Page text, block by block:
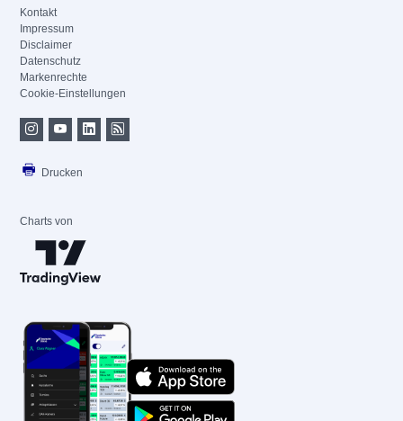
Kontakt
Impressum
Disclaimer
Datenschutz
Markenrechte
Cookie-Einstellungen
Drucken
Charts von